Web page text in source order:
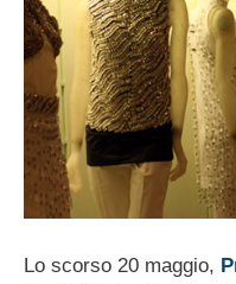
Lo scorso 20 maggio,